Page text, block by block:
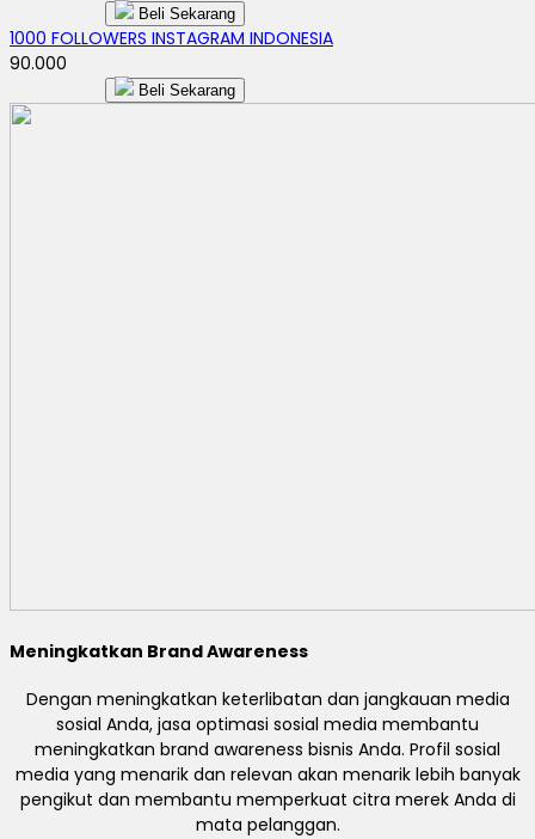
Beli Sekarang
1000 FOLLOWERS INSTAGRAM INDONESIA
90.000
Beli Sekarang
Meningkatkan Brand Awareness
Dengan meningkatkan keterlibatan dan jangkauan media
sosial Anda, jasa optimasi sosial media membantu
meningkatkan brand awareness bisnis Anda. Profil sosial
media yang menarik dan relevan akan menarik lebih banyak
pengikut dan membantu memperkuat citra merek Anda di
mata pelanggan.